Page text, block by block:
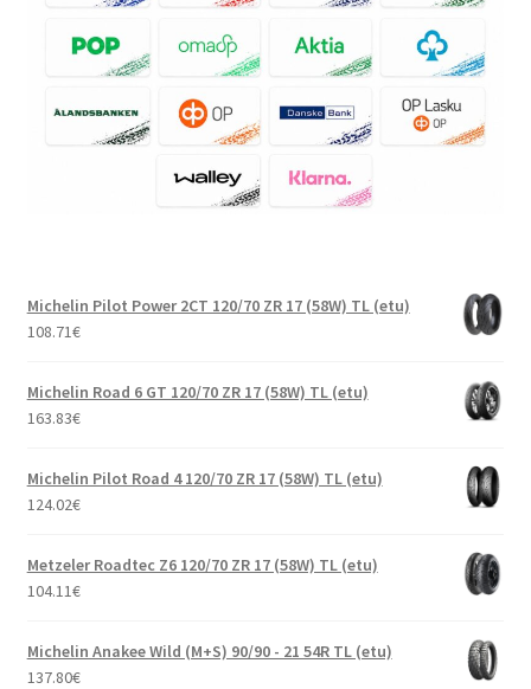
Michelin Pilot Power 2CT 120/70 ZR 17 (58W) TL (etu)
108.71€
Michelin Road 6 GT 120/70 ZR 17 (58W) TL (etu)
163.83€
Michelin Pilot Road 4 120/70 ZR 17 (58W) TL (etu)
124.02€
Metzeler Roadtec Z6 120/70 ZR 17 (58W) TL (etu)
104.11€
Michelin Anakee Wild (M+S) 90/90 - 21 54R TL (etu)
137.80€